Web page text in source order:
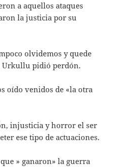
a aquellos ataques
la justicia por su
olvidemos y quede
Urkullu pidió perdón.
oído venidos de «la otra
injusticia y horror el ser
ese tipo de actuaciones.
» ganaron» la guerra